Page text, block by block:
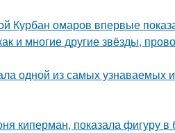
омаров впервые
и многие другие звёзды,
одной из самых узнаваемых и
киперман, показала фигуру в